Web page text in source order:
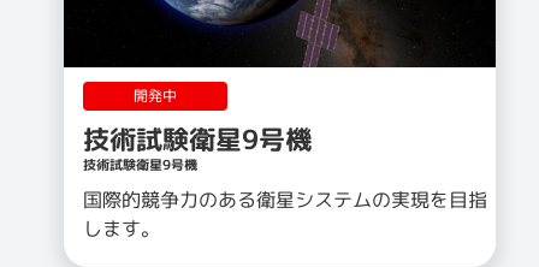
開発中
技術試験衛星9号機
技術試験衛星9号機
国際的競争力のある衛星システムの実現を目指
します。